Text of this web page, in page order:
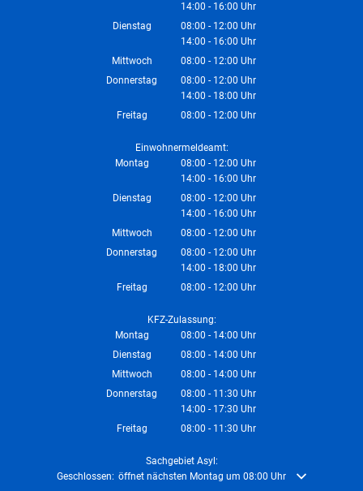
Von 08:00 bis 12:00 Uhr
14:00 - 16:00 Uhr
Von 14:00 bis 16:00 Uhr
Dienstag 08:00 - 12:00 Uhr
Von 08:00 bis 12:00 Uhr
14:00 - 16:00 Uhr
Von 14:00 bis 16:00 Uhr
Mittwoch 08:00 - 12:00 Uhr
Von 08:00 bis 12:00 Uhr
Donnerstag 08:00 - 12:00 Uhr
Von 08:00 bis 12:00 Uhr
14:00 - 18:00 Uhr
Von 14:00 bis 18:00 Uhr
Freitag 08:00 - 12:00 Uhr
Einwohnermeldeamt:
Montag
08:00 - 12:00 Uhr
Von 08:00 bis 12:00 Uhr
14:00 - 16:00 Uhr
Von 14:00 bis 16:00 Uhr
Dienstag 08:00 - 12:00 Uhr
Von 08:00 bis 12:00 Uhr
14:00 - 16:00 Uhr
Von 14:00 bis 16:00 Uhr
Mittwoch 08:00 - 12:00 Uhr
Von 08:00 bis 12:00 Uhr
Donnerstag 08:00 - 12:00 Uhr
Von 08:00 bis 12:00 Uhr
14:00 - 18:00 Uhr
Von 14:00 bis 18:00 Uhr
Freitag 08:00 - 12:00 Uhr
KFZ-Zulassung:
Montag
08:00 - 14:00 Uhr
Von 08:00 bis 14:00 Uhr
Dienstag 08:00 - 14:00 Uhr
Von 08:00 bis 14:00 Uhr
Mittwoch 08:00 - 14:00 Uhr
Von 08:00 bis 14:00 Uhr
Donnerstag 08:00 - 11:30 Uhr
Von 08:00 bis 11:30 Uhr
14:00 - 17:30 Uhr
Von 14:00 bis 17:30 Uhr
Freitag 08:00 - 11:30 Uhr
Sachgebiet Asyl:
Klicken, um weitere Öffnungs- oder Schließzeiten auszublenden
Geschlossen: öffnet nächsten Montag um 08:00 Uhr